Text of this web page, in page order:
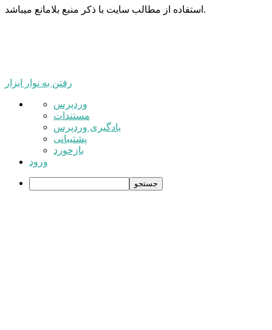
استفاده از مطالب سایت با ذکر منبع بلامانع میباشد.
رفتن به نوار ابزار
درباره
وردپرس
وردپرس
مستندات
یادگیری وردپرس
پشتیبانی
بازخورد
ورود
جستجو